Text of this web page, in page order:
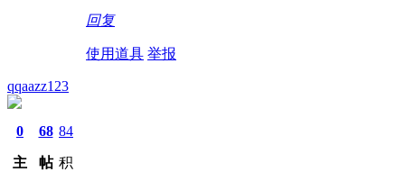
回复
使用道具 举报
qqaazz123
0
主
68
帖
84
积